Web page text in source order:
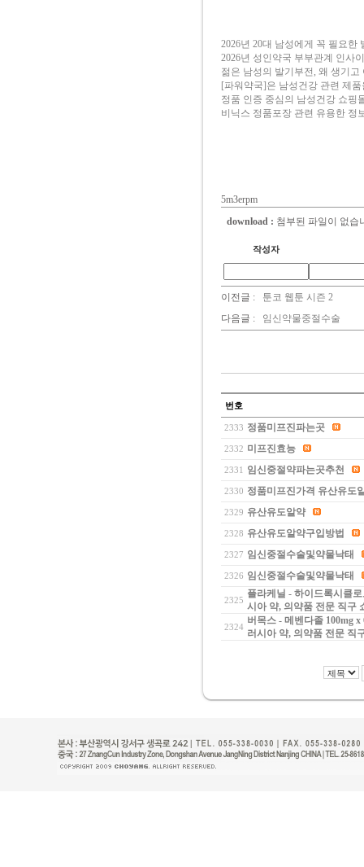
2026년 20대 남성에게 꼭 필요한
2026년 성인약국 부부관계 인사
젊은 남성의 발기부전, 왜 생기
[파워약국]은 남성건강 관련 제
정품 인증 중심의 남성건강 쇼핑
비닉스 정품포장 관련 유용한 정
5m3erpm
download : 첨부된 파일이 없습
작성자
이전글 : 툰코 웹툰 시즌 2
다음글 : 임신약물중절수술
번호
2333 정품미프진파는곳
2332 미프진효능
2331 임신중절약파는곳추천
2330 정품미프진가격 유산유도
2329 유산유도알약
2328 유산유도알약구입방법
2327 임신중절수술및약물낙태
2326 임신중절수술및약물낙태
2325
플라케닐 - 하이드록시클
시아 약, 의약품 전문 직구
2324
버목스 - 메벤다졸 100mg
러시아 약, 의약품 전문 직